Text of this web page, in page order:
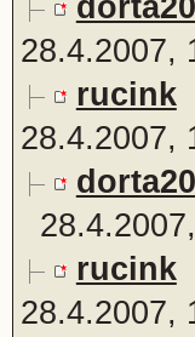
28.4.2007,
rucink
28.4.2007,
rucink
28.4.2007,